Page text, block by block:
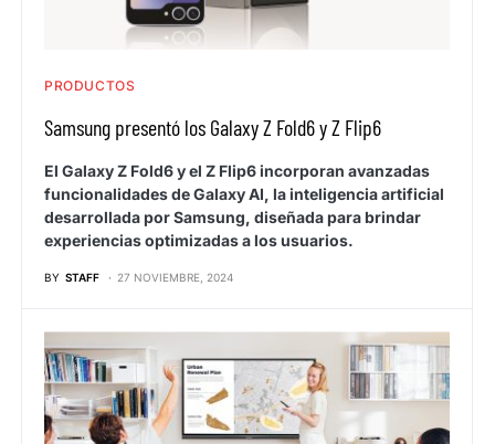
PRODUCTOS
Samsung presentó los Galaxy Z Fold6 y Z Flip6
El Galaxy Z Fold6 y el Z Flip6 incorporan avanzadas
funcionalidades de Galaxy AI, la inteligencia artificial
desarrollada por Samsung, diseñada para brindar
experiencias optimizadas a los usuarios.
BY STAFF 27 NOVIEMBRE, 2024